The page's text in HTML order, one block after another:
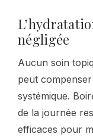
négligée
Aucun soin
peut
systémique.
de la journée
efficaces pour